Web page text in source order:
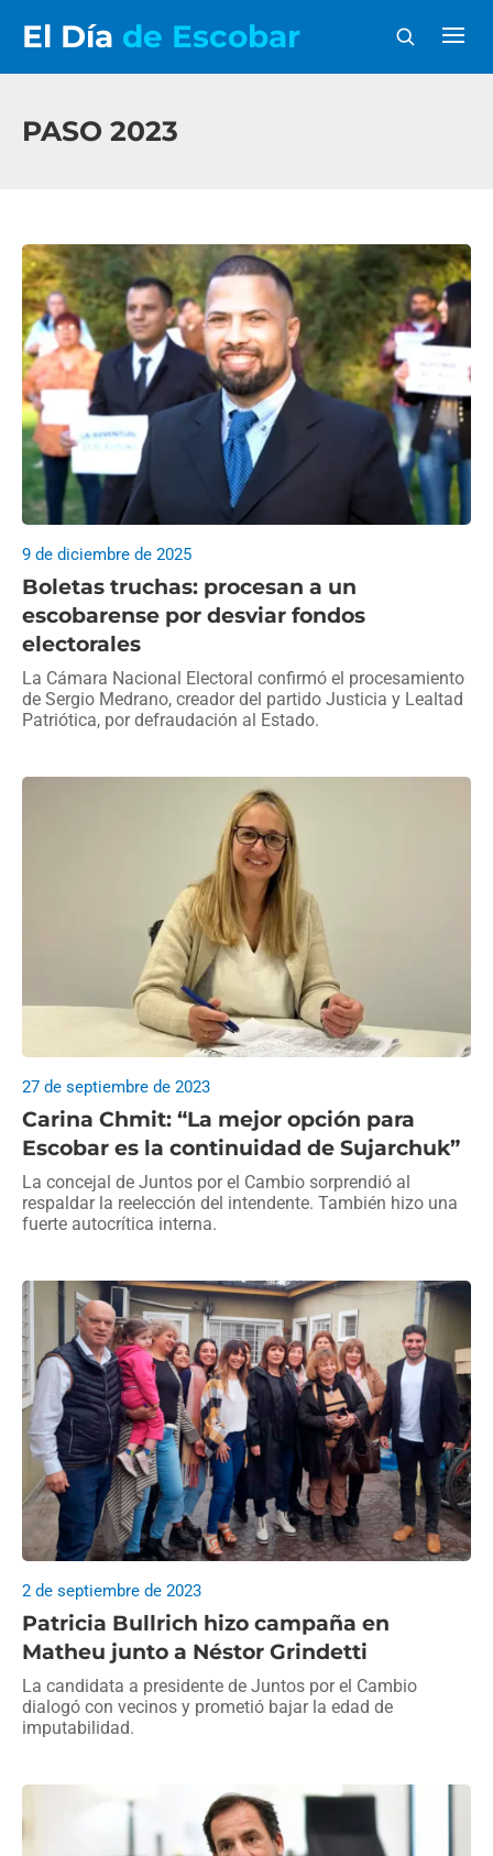
El Día de Escobar
PASO 2023
Boletas truchas: procesan a un
escobarense por desviar fondos
electorales
9 de diciembre de 2025
La Cámara Nacional Electoral confirmó el procesamiento
de Sergio Medrano, creador del partido Justicia y Lealtad
Patriótica, por defraudación al Estado.
Carina Chmit: “La mejor opción para
Escobar es la continuidad de Sujarchuk”
27 de septiembre de 2023
La concejal de Juntos por el Cambio sorprendió al
respaldar la reelección del intendente. También hizo una
fuerte autocrítica interna.
Patricia Bullrich hizo campaña en
Matheu junto a Néstor Grindetti
2 de septiembre de 2023
La candidata a presidente de Juntos por el Cambio
dialogó con vecinos y prometió bajar la edad de
imputabilidad.